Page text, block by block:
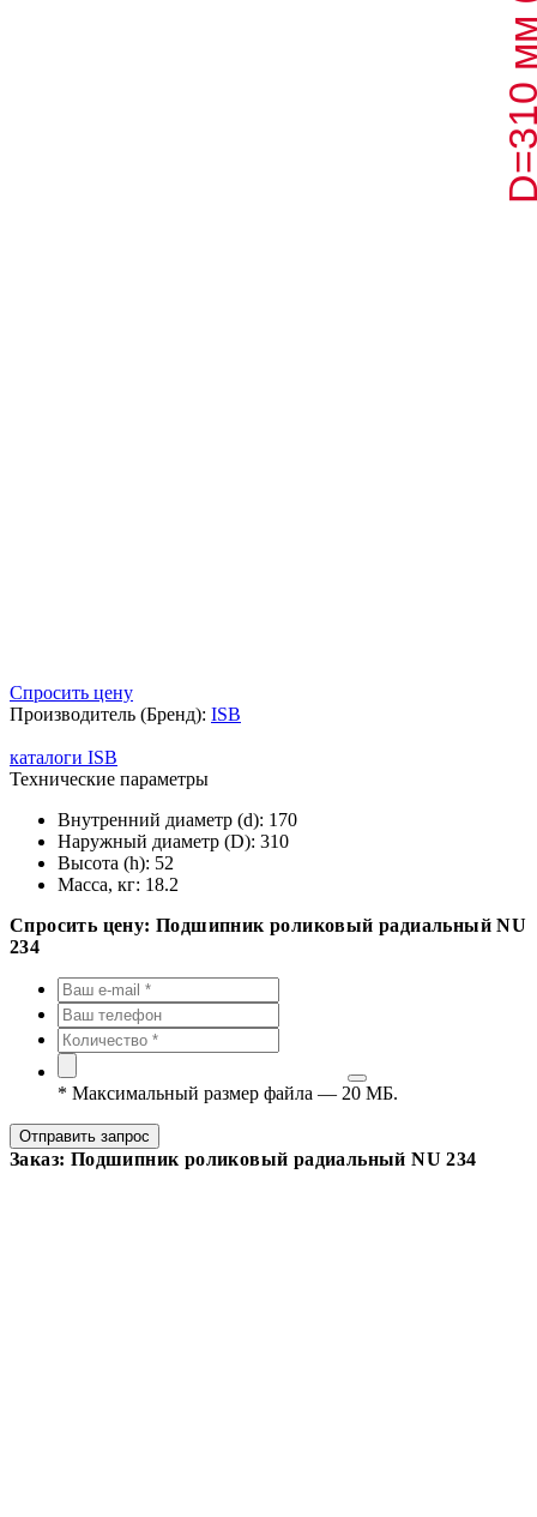
Спросить цену
Производитель (Бренд): ISB
каталоги ISB
Технические параметры
Внутренний диаметр (d): 170
Наружный диаметр (D): 310
Высота (h): 52
Масса, кг: 18.2
Спросить цену: Подшипник роликовый радиальный NU
234
* Максимальный размер файла — 20 МБ.
Отправить запрос
Заказ: Подшипник роликовый радиальный NU 234